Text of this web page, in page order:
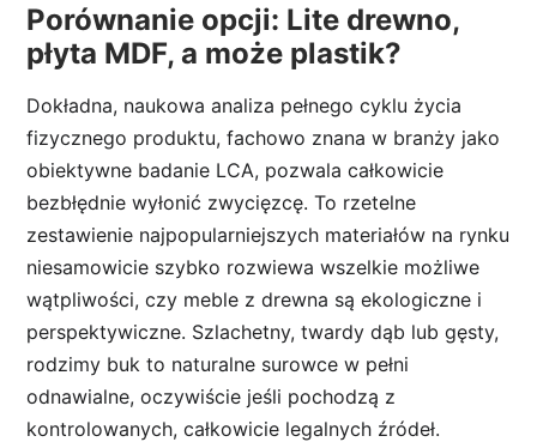
Porównanie opcji: Lite drewno,
płyta MDF, a może plastik?
Dokładna, naukowa analiza pełnego cyklu życia
fizycznego produktu, fachowo znana w branży jako
obiektywne badanie LCA, pozwala całkowicie
bezbłędnie wyłonić zwycięzcę. To rzetelne
zestawienie najpopularniejszych materiałów na rynku
niesamowicie szybko rozwiewa wszelkie możliwe
wątpliwości, czy meble z drewna są ekologiczne i
perspektywiczne. Szlachetny, twardy dąb lub gęsty,
rodzimy buk to naturalne surowce w pełni
odnawialne, oczywiście jeśli pochodzą z
kontrolowanych, całkowicie legalnych źródeł.